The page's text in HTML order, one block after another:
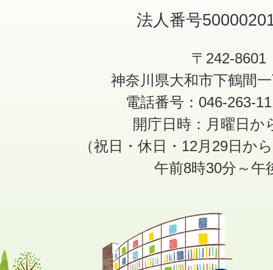
法人番号
〒242-8601
神奈川県大和市下鶴間
電話番号：046-263-
開庁日時：月曜日か
（祝日・休日・12月29日か
午前8時30分～午